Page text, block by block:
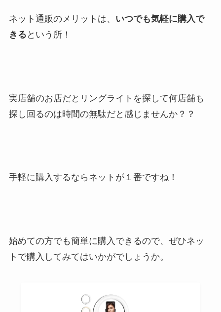
ネット通販のメリットは、 いつでも気軽に購入で
きる という所！
実店舗のお店だとリングライトを探して何店舗も
探し回るのは時間の無駄だと感じませんか？？
手軽に購入するならネットが１番ですね！
始めての方でも簡単に購入できるので、ぜひネッ
トで購入してみてはいかがでしょうか。